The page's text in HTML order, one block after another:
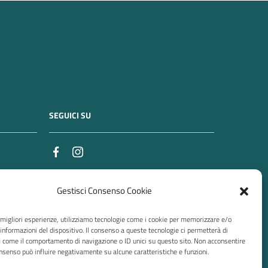
Gestisci Consenso Cookie
esperienze, utilizziamo tecnologie come i cookie per memorizzare e/o
del dispositivo. Il consenso a queste tecnologie ci permetterà di
il comportamento di navigazione o ID unici su questo sito. Non acconsentire
può influire negativamente su alcune caratteristiche e funzioni.
SEGUICI SU
GIO
16,00 – 18,00
Nei mesi di luglio e agosto, esclusa la